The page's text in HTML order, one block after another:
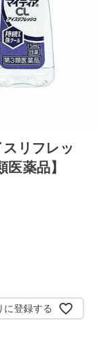
スリフレッ
薬品】
に登録する